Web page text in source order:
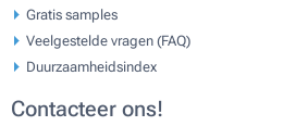
Gratis samples
Veelgestelde vragen (FAQ)
Duurzaamheidsindex
Contacteer ons!